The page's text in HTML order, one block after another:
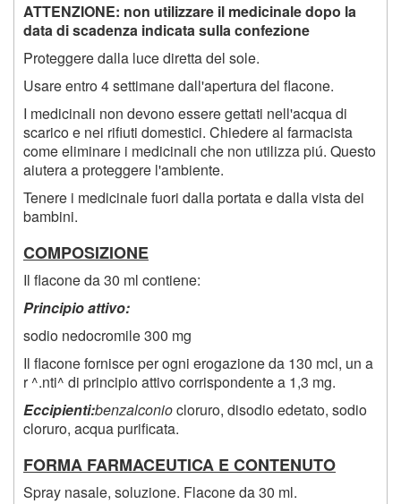
ATTENZIONE: non utilizzare il medicinale dopo la
data di scadenza indicata sulla confezione
Proteggere dalla luce diretta del sole.
Usare entro 4 settimane dall'apertura del flacone.
I medicinali non devono essere gettati nell'acqua di
scarico e nei rifiuti domestici. Chiedere al farmacista
come eliminare i medicinali che non utilizza piú. Questo
aiutera a proteggere l'ambiente.
Tenere i medicinale fuori dalla portata e dalla vista dei
bambini.
COMPOSIZIONE
Il flacone da 30 ml contiene:
Principio attivo:
sodio nedocromile 300 mg
Il flacone fornisce per ogni erogazione da 130 mcl, un a
r ^.nti^ di principio attivo corrispondente a 1,3 mg.
Eccipienti:benzalconiocloruro, disodio edetato, sodio
cloruro, acqua purificata.
FORMA FARMACEUTICA E CONTENUTO
Spray nasale, soluzione. Flacone da 30 ml.